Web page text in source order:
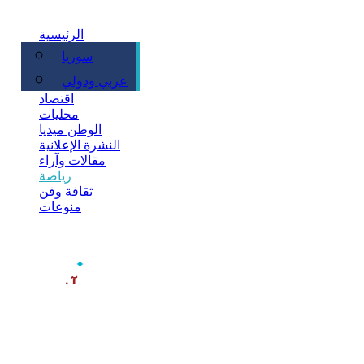
الرئيسية
سوريا
عربي ودولي
اقتصاد
محليات
الوطن ميديا
النشرة الإعلانية
مقالات وآراء
رياضة
ثقافة وفن
منوعات
‫آخر